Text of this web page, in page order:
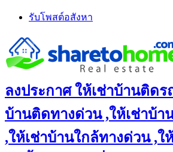
Skip
content
รับโพสต์อสังหา
ลงประกาศ ให้เช่าบ้านติดร
บ้านติดทางด่วน ,ให้เช่าบ้า
,ให้เช่าบ้านใกล้ทางด่วน ,ใ